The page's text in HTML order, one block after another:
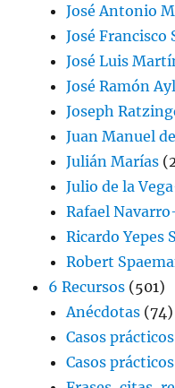
José Antonio
José Francisco
José Luis
José Ramón
Joseph
Juan Manuel
Julián Marías
Julio de la
Rafael
Ricardo Yepes
Robert
6 Recursos (501)
Anécdotas (74)
Casos
Casos